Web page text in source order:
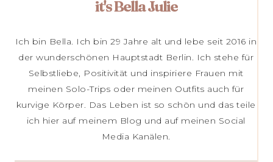
it's Bella Julie
Ich bin Bella. Ich bin 29 Jahre alt und lebe seit 2016 in
der wunderschönen Hauptstadt Berlin. Ich stehe für
Selbstliebe, Positivität und inspiriere Frauen mit
meinen Solo-Trips oder meinen Outfits auch für
kurvige Körper. Das Leben ist so schön und das teile
ich hier auf meinem Blog und auf meinen Social
Media Kanälen.